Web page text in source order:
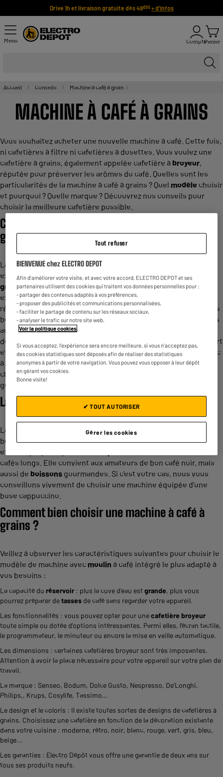
Drive 1h et livraison gratuite dès 49€90 + d'infos
Menu ComptePanier
Accueil Conseils Machine à café à grain
MACHINE À CAFÉ À GRAINS
Vous souhaitez acheter une nouvelle machine à café. Cette fois,
ni cafetières à filtre ni cafetières à dosettes. Vous voulez une
cafetière à grains, également appelée cafetière à broyeur,
réputée pour préserver les arômes du café. Quelles sont les
particularités de la machine à café à grains ? Quel modèle choisir
et pourquoi ? Quelle marque ? Découvrez nos conseils pour
choisir la meilleure cafetière possible.
Comment fonctionne la machine à café à
grains ?
La machine à café à grains est également appelée machine
expressobroyeur. Elle permet de réaliser du café à partir de
grains de cafénon moulus. Lesystèmeestsimple: la machine
exerce une forte pression sur les grains placés dans le
réservoir afin de le moudre. Il est possible d’obtenir différentes
boissons selon le mode sélectionné (expresso, long, etc.), mais
aussi différentes saveurs. Il existe en effet de nombreux types
de grains de café, permettant de faire du café plus ou moins fort
et aromatisé. Enfin, certaines machines sont équipées d’un bac
à lait ou d’un embout générateur de crème permettant de
chauffer le lait pour préparer des cafés moulus au lait
gourmands.
La cafetière expresso broyeur, pour qui ?
La
est la cafetière idéale pour les gros
buveurs de café. Un seul paquet de grains de café permet en
effet de préparer plus de 70
cafés longs. Elle convient aux amateurs de bon café noir, mais
aussi de boissons gourmandes. Si c’est votre cas, nous vous
conseillons vivement de choisir une machine équipée d’une
buse cappuccino.
Comment bien choisir une machine à café à
grains ?
Veillez à observer les caractéristiques suivantes pour choisir le
modèle de machine avec moulin à café intégré le plus adapté à
vos besoins :
La capacité du réservoir : plus la cuve d’eau estgrande, plus vous
pourrez préparer detasses de café sans regarder votre appareil.
Les fonctionnalités : vous pouvez opter pour unecafetière broyeur
toute simple ou dotée d’options intéressantes. Parmi elles, l’écran tactile,
le programmateur, le minuteur ou encore la mise en veille automatique.
Les dimensions : certaines cafetières broyeur sont très imposantes.
Attention à avoir la place nécessaire pour votre appareil sur votre plan de
travail.
La marque : Senseo, Bodum, Dolce Gusto, Nespresso, De’Longhi,
Philips,, Krups, Cosylife, Tassimo…
Le design et le coloris : Il existe toutes sortes de designs de cafetières à
grains. Choisissez une cafetière en fonction de la décoration existante
dans votre cuisine : moderne, rétro, noir, blanc, rouge, vert, gris, bleu,
beige...
Les garanties : Electro Dépôt vous offre une garantie de deux ans sur
tous ses produits neufs.
Tout refuser
BIENVENUE chez ELECTRO DEPOT
Afin d'améliorer votre visite, et avec votre accord, ELECTRO DEPOT et ses
partenaires utilisent des cookies qui traitent vos données personnelles pour :
- partager des contenus adaptés à vos préférences,
- proposer des publicités et communications personnalisées,
- faciliter le partage de contenu sur les réseaux sociaux,
- analyser le trafic sur notre site web.
Voir la politique cookies.
Si vous acceptez, l'expérience sera encore meilleure, si vous n'acceptez pas,
des cookies statistiques sont déposés afin de réaliser des statistiques
anonymes à partir de votre navigation. Vous pouvez vous opposer à leur dépôt
en gérant vos cookies.
Bonne visite!
Gérer les cookies
✔ TOUT AUTORISER